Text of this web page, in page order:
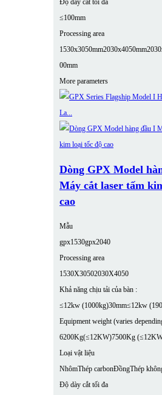
Độ dày cắt tối đa
≤100mm
Processing area
1530x3050mm2030x4050mm
00mm
More parameters
Dòng GPX Model
Máy cắt laser tấm
cao
Mẫu
gpx1530gpx2040
Processing area
1530X30502030X4050
Khả năng chịu tải của bàn :
≤12kw (1000kg)30mm≤12kw
Equipment weight (varies
6200Kg(≤12KW)7500Kg
Loại vật liệu
NhômThép carbonĐồngThép
Độ dày cắt tối đa